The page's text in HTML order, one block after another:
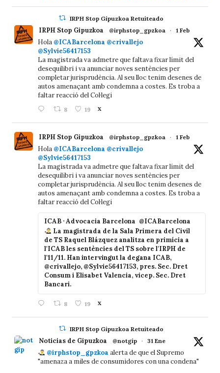
IRPH Stop Gipuzkoa Retuiteado
IRPH Stop Gipuzkoa @irphstop_gpzkoa · 1 Feb
Hola @ICABarcelona @crivallejo
@Sylvie56417153
La magistrada va admetre que faltava fixar límit del
desequilibri i va anunciar noves sentències per
completar jurisprudència. Al seu lloc tenim desenes de
autos amenaçant amb condemna a costes. Es troba a
faltar reacció del Col·legi
8 19 X
IRPH Stop Gipuzkoa @irphstop_gpzkoa · 1 Feb
Hola @ICABarcelona @crivallejo
@Sylvie56417153
La magistrada va admetre que faltava fixar límit del
desequilibri i va anunciar noves sentències per
completar jurisprudència. Al seu lloc tenim desenes de
autos amenaçant amb condemna a costes. Es troba a
faltar reacció del Col·legi
ICAB · Advocacia Barcelona @ICABarcelona
La magistrada de la Sala Primera del Civil
de TS Raquel Blázquez analitza en primícia a
l'ICAB les sentències del TS sobre l'IRPH de
l'11/11. Han intervingut la degana ICAB,
@crivallejo, @Sylvie56417153, pres. Sec. Dret
Consum i Elisabet Valencia, vicep. Sec. Dret
Bancari.
8 19 X
IRPH Stop Gipuzkoa Retuiteado
Noticias de Gipuzkoa @notgip · 31 Ene
@irphstop_gpzkoa alerta de que el Supremo
"amenaza a miles de consumidores con una condena"